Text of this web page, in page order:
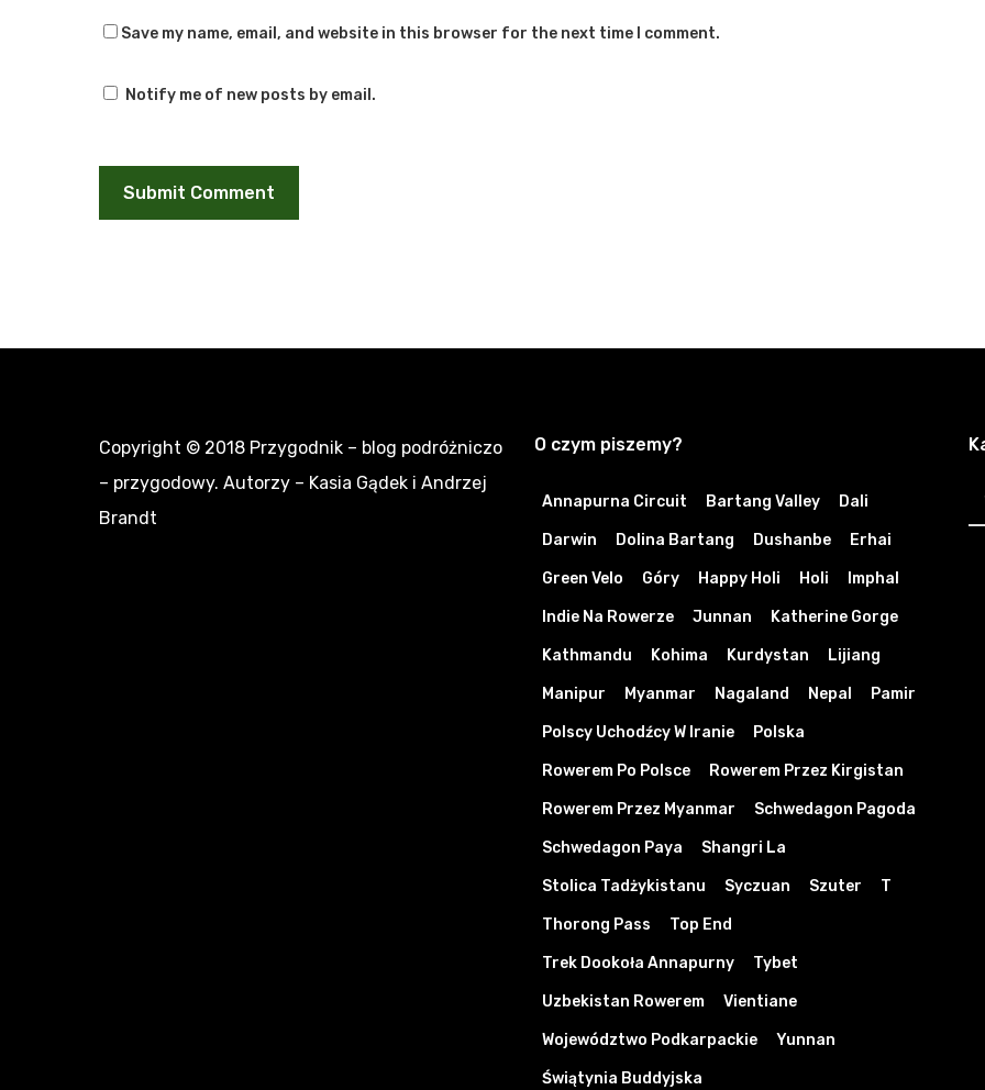
Save my name, email, and website in this browser for the next time I comment.
Notify me of new posts by email.
Copyright © 2018 Przygodnik – blog podróżniczo
– przygodowy. Autorzy – Kasia Gądek i Andrzej
Brandt
O czym piszemy?
Annapurna Circuit Bartang Valley Dali
Darwin Dolina Bartang Dushanbe Erhai
Green Velo Góry Happy Holi Holi Imphal
Indie Na Rowerze Junnan Katherine Gorge
Kathmandu Kohima Kurdystan Lijiang
Manipur Myanmar Nagaland Nepal Pamir
Polscy Uchodźcy W Iranie Polska
Rowerem Po Polsce Rowerem Przez Kirgistan
Rowerem Przez Myanmar Schwedagon Pagoda
Schwedagon Paya Shangri La
Stolica Tadżykistanu Syczuan Szuter T
Thorong Pass Top End
Trek Dookoła Annapurny Tybet
Uzbekistan Rowerem Vientiane
Województwo Podkarpackie Yunnan
Świątynia Buddyjska